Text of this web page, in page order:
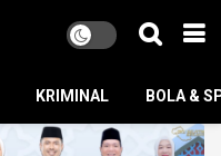
KRIMINAL BOLA &